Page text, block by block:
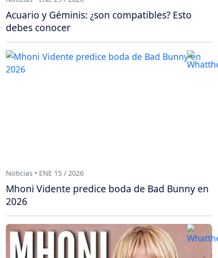
Acuario y Géminis: ¿son compatibles? Esto
debes conocer
Noticias • ENE 15 / 2026
Mhoni Vidente predice boda de Bad Bunny en
2026